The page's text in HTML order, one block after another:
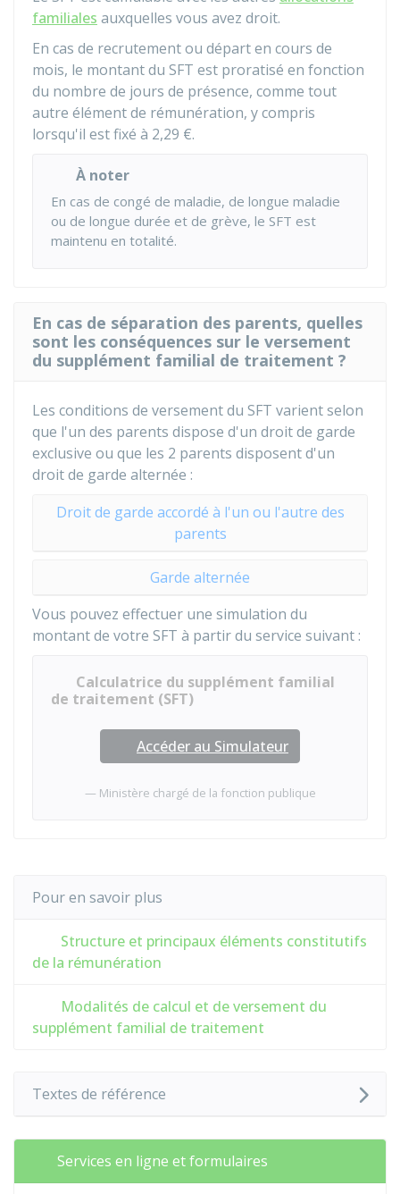
familiales auxquelles vous avez droit.
En cas de recrutement ou départ en cours de
mois, le montant du SFT est proratisé en fonction
du nombre de jours de présence, comme tout
autre élément de rémunération, y compris
lorsqu'il est fixé à 2,29 €.
À noter
En cas de congé de maladie, de longue maladie
ou de longue durée et de grève, le SFT est
maintenu en totalité.
En cas de séparation des parents, quelles
sont les conséquences sur le versement
du supplément familial de traitement ?
Les conditions de versement du SFT varient selon
que l'un des parents dispose d'un droit de garde
exclusive ou que les 2 parents disposent d'un
droit de garde alternée :
Droit de garde accordé à l'un ou l'autre des
parents
Garde alternée
Vous pouvez effectuer une simulation du
montant de votre SFT à partir du service suivant :
Calculatrice du supplément familial
de traitement (SFT)
Accéder au Simulateur
Ministère chargé de la fonction publique
Pour en savoir plus
Structure et principaux éléments constitutifs
de la rémunération
Modalités de calcul et de versement du
supplément familial de traitement
Textes de référence
Services en ligne et formulaires